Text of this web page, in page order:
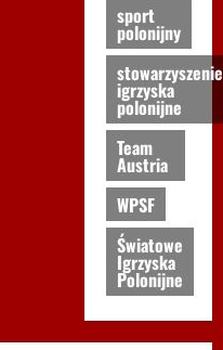
sport
polonijny
stowarzyszenie
igrzyska
polonijne
Team
Austria
WPSF
Światowe
Igrzyska
Polonijne